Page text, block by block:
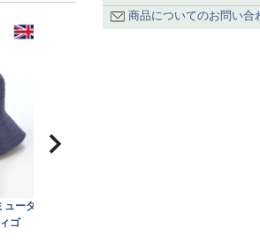
ーダ
ゴ
商品についてのお問い合